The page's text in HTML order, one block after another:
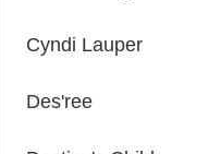
Cyndi Lauper
Des'ree